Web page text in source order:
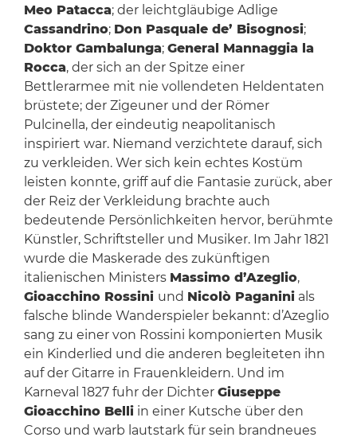
Meo Patacca; der leichtgläubige Adlige
Cassandrino; Don Pasquale de’ Bisognosi;
Doktor Gambalunga; General Mannaggia la
Rocca, der sich an der Spitze einer
Bettlerarmee mit nie vollendeten Heldentaten
brüstete; der Zigeuner und der Römer
Pulcinella, der eindeutig neapolitanisch
inspiriert war. Niemand verzichtete darauf, sich
zu verkleiden. Wer sich kein echtes Kostüm
leisten konnte, griff auf die Fantasie zurück, aber
der Reiz der Verkleidung brachte auch
bedeutende Persönlichkeiten hervor, berühmte
Künstler, Schriftsteller und Musiker. Im Jahr 1821
wurde die Maskerade des zukünftigen
italienischen Ministers Massimo d’Azeglio,
Gioacchino Rossini und Nicolò Paganinials
falsche blinde Wanderspieler bekannt: d’Azeglio
sang zu einer von Rossini komponierten Musik
ein Kinderlied und die anderen begleiteten ihn
auf der Gitarre in Frauenkleidern. Und im
Karneval 1827 fuhr der Dichter Giuseppe
Gioacchino Belliin einer Kutsche über den
Corso und warb lautstark für sein brandneues